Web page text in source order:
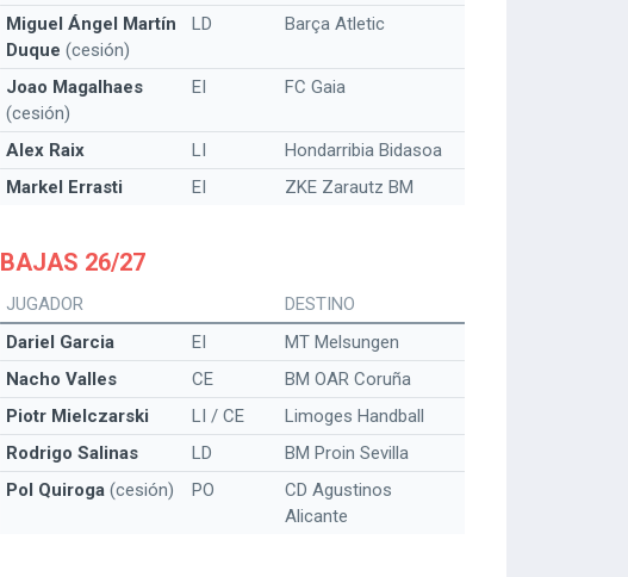
Miguel Ángel Martín
Duque (cesión)
LD Barça Atletic
Joao Magalhaes
(cesión)
EI FC Gaia
Alex Raix LI
Hondarribia Bidasoa
Markel Errasti
EI ZKE Zarautz BM
BAJAS 26/27
JUGADOR
DESTINO
Dariel Garcia
EI
MT Melsungen
Nacho Valles
CE
BM OAR Coruña
Piotr Mielczarski
LI / CE
Limoges Handball
Rodrigo Salinas
LD
BM Proin Sevilla
Pol Quiroga(cesión) PO
CD Agustinos
Alicante